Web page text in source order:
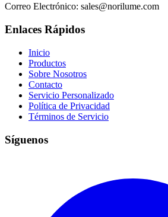
Correo Electrónico: sales@norilume.com
Enlaces Rápidos
Inicio
Productos
Sobre Nosotros
Contacto
Servicio Personalizado
Política de Privacidad
Términos de Servicio
Síguenos